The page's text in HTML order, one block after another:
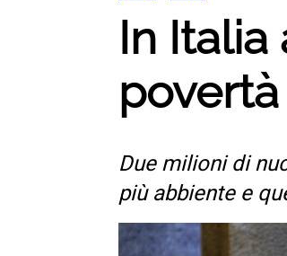
In
Due milioni di
più abbiente e